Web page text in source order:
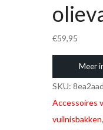
€59,95
Meer
SKU:
Accessoires
vuilnisbakken,